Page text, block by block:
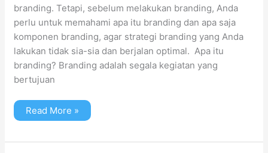
branding. Tetapi, sebelum melakukan branding, Anda
perlu untuk memahami apa itu branding dan apa saja
komponen branding, agar strategi branding yang Anda
lakukan tidak sia-sia dan berjalan optimal. Apa itu
branding? Branding adalah segala kegiatan yang
bertujuan
Read More »